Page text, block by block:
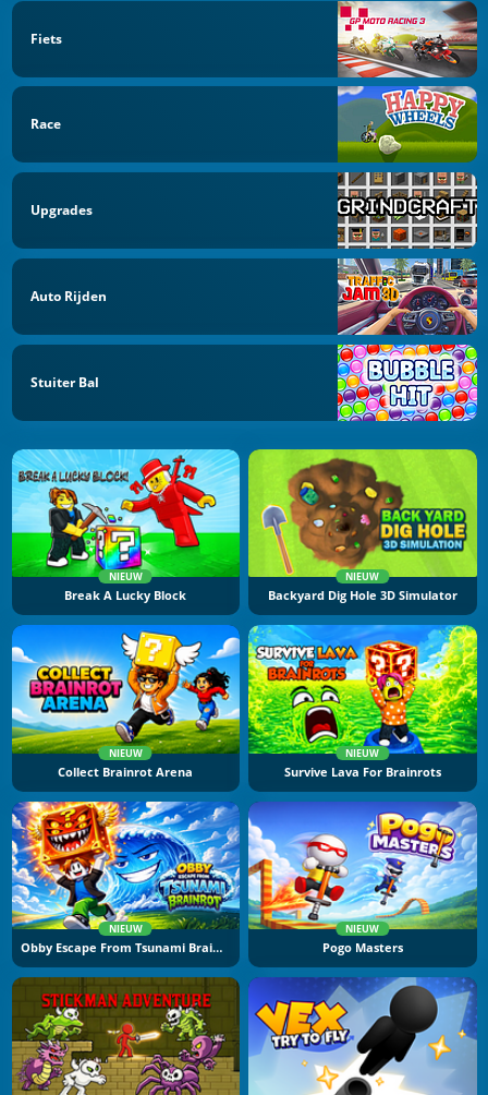
Fiets
Race
Upgrades
Auto Rijden
Stuiter Bal
NIEUW
Break A Lucky Block
NIEUW
Backyard Dig Hole 3D Simulator
NIEUW
Collect Brainrot Arena
NIEUW
Survive Lava For Brainrots
NIEUW
Obby Escape From Tsunami Brainrot
NIEUW
Pogo Masters